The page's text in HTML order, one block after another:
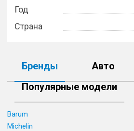
Год
Страна
Бренды
Авто
Популярные модели
Barum
Michelin